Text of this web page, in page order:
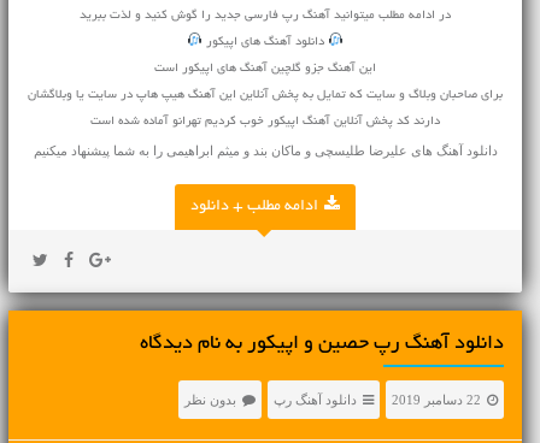
در ادامه مطلب میتوانید آهنگرپ فارسی جدید را گوش کنید و لذت ببرید
دانلود آهنگ های اپیکور
این آهنگ جزو گلچین آهنگ های اپیکور است
برای صاحبان وبلاگ و سایت که تمایل به پخش آنلاین این آهنگ هیپ هاپ در سایت یا وبلاگشان
دارند کد پخش آنلاین آهنگ اپیکور خوب کردیم تهرانو آماده شده است
دانلود آهنگ های علیرضا طلیسچی و ماکان بند و میثم ابراهیمی را به شما پیشنهاد میکنیم
ادامه مطلب + دانلود
دانلود آهنگ رپ حصین و اپیکور به نام دیدگاه
22 دسامبر 2019 دانلود آهنگ رپ بدون نظر